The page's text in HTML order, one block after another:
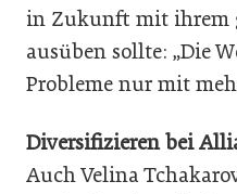
in Zukunft mit ihrem
ausüben sollte: „Die
Probleme nur mit
Diversifizieren bei
Auch Velina